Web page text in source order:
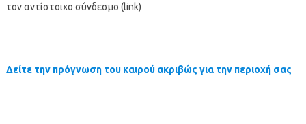
τον αντίστοιχο σύνδεσμο (link)
Δείτε την πρόγνωση του καιρού ακριβώς για την περιοχή σας